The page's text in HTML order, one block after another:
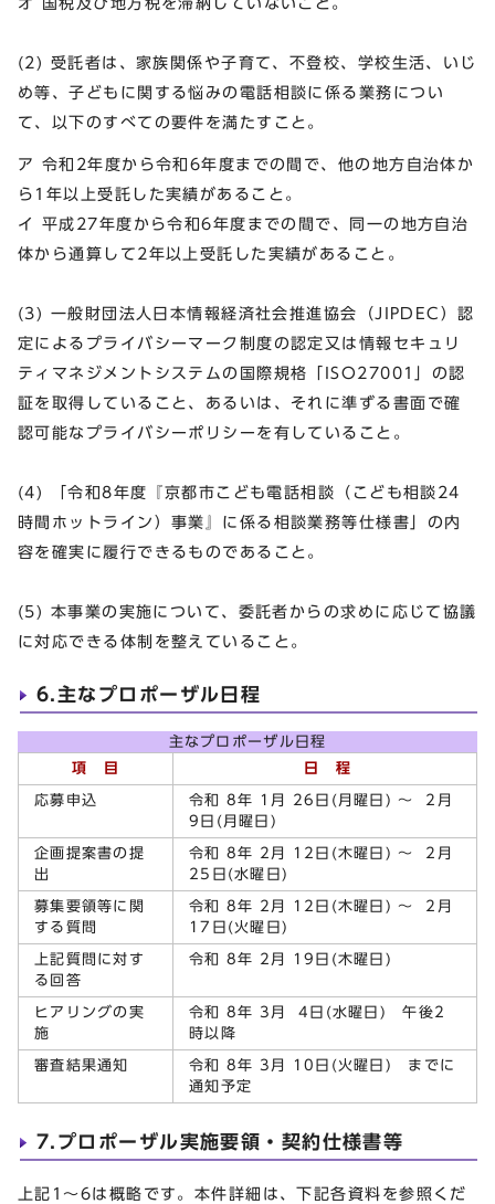
(2) 受託者は、家族関係や子育て、不登校、学校生活、いじ
め等、子どもに関する悩みの電話相談に係る業務につい
て、以下のすべての要件を満たすこと。
ア 令和2年度から令和6年度までの間で、他の地方自治体か
ら1年以上受託した実績があること。
イ 平成27年度から令和6年度までの間で、同一の地方自治
体から通算して2年以上受託した実績があること。
(3) 一般財団法人日本情報経済社会推進協会（JIPDEC）認
定によるプライバシーマーク制度の認定又は情報セキュリ
ティマネジメントシステムの国際規格「ISO27001」の認
証を取得していること、あるいは、それに準ずる書面で確
認可能なプライバシーポリシーを有していること。
(4) 「令和8年度『京都市こども電話相談（こども相談24
時間ホットライン）事業』に係る相談業務等仕様書」の内
容を確実に履行できるものであること。
(5) 本事業の実施について、委託者からの求めに応じて協議
に対応できる体制を整えていること。
6.主なプロポーザル日程
主なプロポーザル日程
項 目
日 程
応募申込
令和 8年 1月 26日(月曜日) ～ 2月
9日(月曜日)
企画提案書の提
出
令和 8年 2月 12日(木曜日) ～ 2月
25日(水曜日)
募集要領等に関
する質問
令和 8年 2月 12日(木曜日) ～ 2月
17日(火曜日)
上記質問に対す
る回答
令和 8年 2月 19日(木曜日)
ヒアリングの実
施
令和 8年 3月 4日(水曜日) 午後2
時以降
審査結果通知
令和 8年 3月 10日(火曜日) までに
通知予定
7.プロポーザル実施要領・契約仕様書等
上記1～6は概略です。本件詳細は、下記各資料を参照くだ